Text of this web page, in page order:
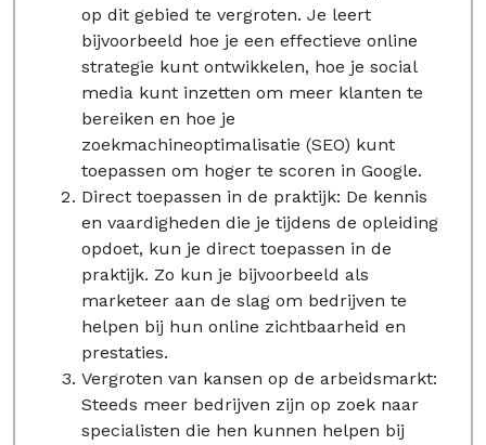
op dit gebied te vergroten. Je leert
bijvoorbeeld hoe je een effectieve online
strategie kunt ontwikkelen, hoe je social
media kunt inzetten om meer klanten te
bereiken en hoe je
zoekmachineoptimalisatie (SEO) kunt
toepassen om hoger te scoren in Google.
Direct toepassen in de praktijk: De kennis
en vaardigheden die je tijdens de opleiding
opdoet, kun je direct toepassen in de
praktijk. Zo kun je bijvoorbeeld als
marketeer aan de slag om bedrijven te
helpen bij hun online zichtbaarheid en
prestaties.
Vergroten van kansen op de arbeidsmarkt:
Steeds meer bedrijven zijn op zoek naar
specialisten die hen kunnen helpen bij